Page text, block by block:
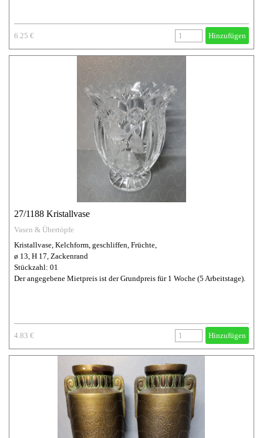
6.25 € Hinzufügen
27/1188 Kristallvase
Vasen & Übertöpfe
Kristallvase, Kelchform, geschliffen, Früchte,
ø 13, H 17, Zackenrand
Stückzahl: 01
Der angegebene Mietpreis ist der Grundpreis für 1 Woche (5 Arbeitstage).
4.83 € Hinzufügen